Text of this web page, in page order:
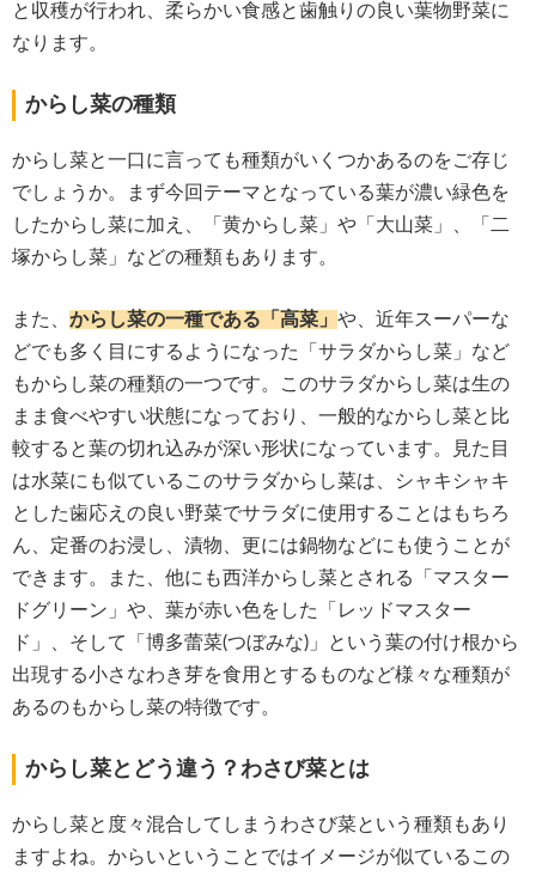
と収穫が行われ、柔らかい食感と歯触りの良い葉物野菜に
なります。
からし菜の種類
からし菜と一口に言っても種類がいくつかあるのをご存じ
でしょうか。まず今回テーマとなっている葉が濃い緑色を
したからし菜に加え、「黄からし菜」や「大山菜」、「二
塚からし菜」などの種類もあります。
また、 からし菜の一種である「高菜」 や、近年スーパーな
どでも多く目にするようになった「サラダからし菜」など
もからし菜の種類の一つです。このサラダからし菜は生の
まま食べやすい状態になっており、一般的なからし菜と比
較すると葉の切れ込みが深い形状になっています。見た目
は水菜にも似ているこのサラダからし菜は、シャキシャキ
とした歯応えの良い野菜でサラダに使用することはもちろ
ん、定番のお浸し、漬物、更には鍋物などにも使うことが
できます。また、他にも西洋からし菜とされる「マスター
ドグリーン」や、葉が赤い色をした「レッドマスター
ド」、そして「博多蕾菜(つぼみな)」という葉の付け根から
出現する小さなわき芽を食用とするものなど様々な種類が
あるのもからし菜の特徴です。
からし菜とどう違う？わさび菜とは
からし菜と度々混合してしまうわさび菜という種類もあり
ますよね。からいということではイメージが似ているこの